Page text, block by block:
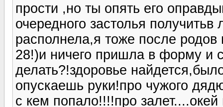
прости ,но ты опять его
очередного застолья
располнела,я тоже после
28!)и ничего пришла в форму и
делать?!здоровье
опускаешь руки!про чужого
с кем попало!!!!про